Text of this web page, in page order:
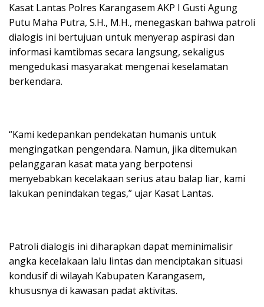
Kasat Lantas Polres Karangasem AKP I Gusti Agung
Putu Maha Putra, S.H., M.H., menegaskan bahwa patroli
dialogis ini bertujuan untuk menyerap aspirasi dan
informasi kamtibmas secara langsung, sekaligus
mengedukasi masyarakat mengenai keselamatan
berkendara.
“Kami kedepankan pendekatan humanis untuk
mengingatkan pengendara. Namun, jika ditemukan
pelanggaran kasat mata yang berpotensi
menyebabkan kecelakaan serius atau balap liar, kami
lakukan penindakan tegas,” ujar Kasat Lantas.
Patroli dialogis ini diharapkan dapat meminimalisir
angka kecelakaan lalu lintas dan menciptakan situasi
kondusif di wilayah Kabupaten Karangasem,
khususnya di kawasan padat aktivitas.